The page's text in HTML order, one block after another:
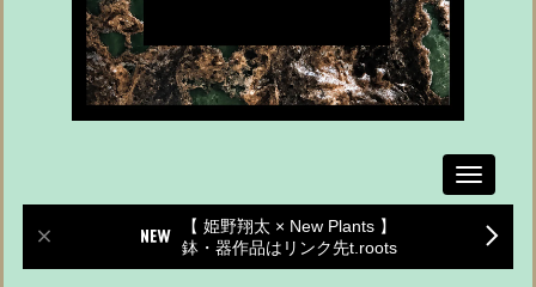
Toggle
【 姫野翔太 × New Plants 】
鉢・器作品はリンク先t.roots